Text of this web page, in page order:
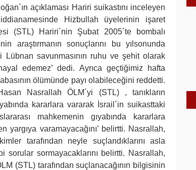
açıklaması Hariri suikastını inceleyen
Hizbullah üyelerinin işaret
(STL) Hariri´nin Şubat 2005´te bombalı
araştırmanın sonuçlarını bu yılsonunda
Lübnan savunmasının ruhu ve şehit olarak
edemez’ dedi. Ayrıca geçtiğimiz hafta
ölümünde payı olabileceğini reddetti.
Nasrallah ÖLM´yi (STL) , tanıkların
kararlara vararak İsrail´in suikasttaki
mahkemenin gıyabında kararlara
varamayacağını’ belirtti. Nasrallah,
tarafından neyle suçlandıklarını asla
sorular sormayacaklarını belirtti. Nasrallah,
(STL) tarafından suçlanacağının bilgisinin